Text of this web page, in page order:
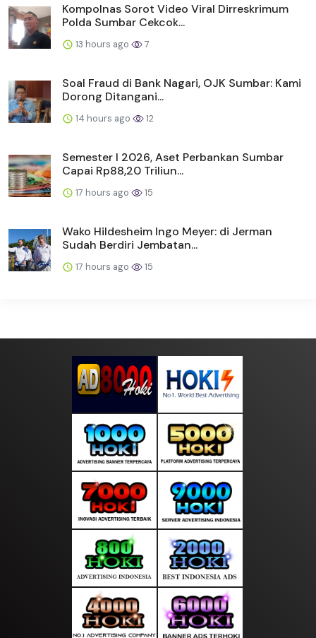
Kompolnas Sorot Video Viral Dirreskrimum
Polda Sumbar Cekcok...
13 hours ago 7
Soal Fraud di Bank Nagari, OJK Sumbar: Kami
Dorong Ditangani...
14 hours ago 12
Semester I 2026, Aset Perbankan Sumbar
Capai Rp88,20 Triliun...
17 hours ago 15
Wako Hildesheim Ingo Meyer: di Jerman
Sudah Berdiri Jembatan...
17 hours ago 15